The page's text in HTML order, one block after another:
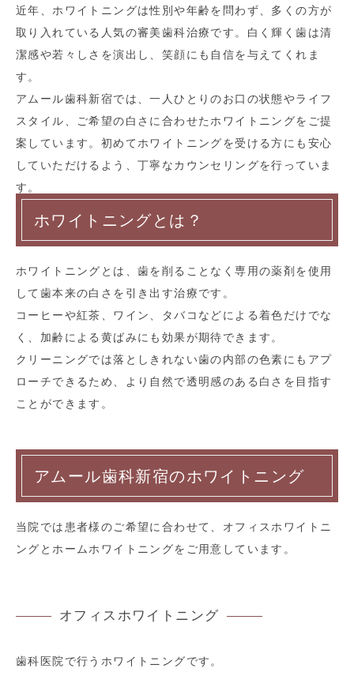
近年、ホワイトニングは性別や年齢を問わず、多くの方が
取り入れている人気の審美歯科治療です。白く輝く歯は清
潔感や若々しさを演出し、笑顔にも自信を与えてくれま
す。
アムール歯科新宿では、一人ひとりのお口の状態やライフ
スタイル、ご希望の白さに合わせたホワイトニングをご提
案しています。初めてホワイトニングを受ける方にも安心
していただけるよう、丁寧なカウンセリングを行っていま
す。
ホワイトニングとは？
ホワイトニングとは、歯を削ることなく専用の薬剤を使用
して歯本来の白さを引き出す治療です。
コーヒーや紅茶、ワイン、タバコなどによる着色だけでな
く、加齢による黄ばみにも効果が期待できます。
クリーニングでは落としきれない歯の内部の色素にもアプ
ローチできるため、より自然で透明感のある白さを目指す
ことができます。
アムール歯科新宿のホワイトニング
当院では患者様のご希望に合わせて、オフィスホワイトニ
ングとホームホワイトニングをご用意しています。
オフィスホワイトニング
歯科医院で行うホワイトニングです。